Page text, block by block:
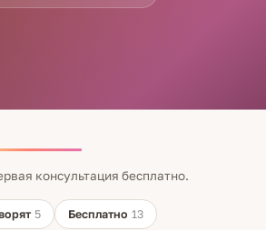
консультация бесплатно.
5 Бесплатно 13